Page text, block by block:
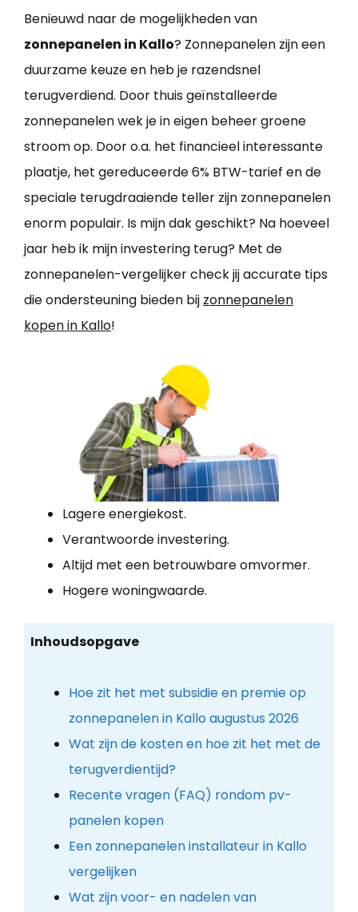
Benieuwd naar de mogelijkheden van
zonnepanelen in Kallo? Zonnepanelen zijn een
duurzame keuze en heb je razendsnel
terugverdiend. Door thuis geïnstalleerde
zonnepanelen wek je in eigen beheer groene
stroom op. Door o.a. het financieel interessante
plaatje, het gereduceerde 6% BTW-tarief en de
speciale terugdraaiende teller zijn zonnepanelen
enorm populair. Is mijn dak geschikt? Na hoeveel
jaar heb ik mijn investering terug? Met de
zonnepanelen-vergelijker check jij accurate tips
die ondersteuning bieden bij zonnepanelen
kopen in Kallo!
Lagere energiekost.
Verantwoorde investering.
Altijd met een betrouwbare omvormer.
Hogere woningwaarde.
Inhoudsopgave
Hoe zit het met subsidie en premie op
zonnepanelen in Kallo augustus 2026
Wat zijn de kosten en hoe zit het met de
terugverdientijd?
Recente vragen (FAQ) rondom pv-
panelen kopen
Een zonnepanelen installateur in Kallo
vergelijken
Wat zijn voor- en nadelen van